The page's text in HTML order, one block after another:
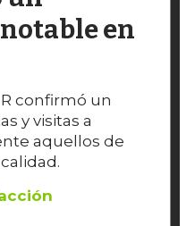
en
confirmó un
y visitas a
aquellos de